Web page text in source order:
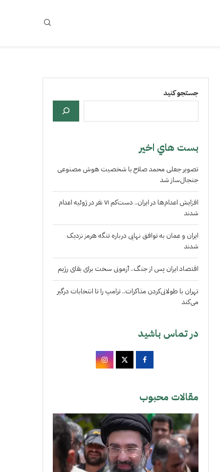
جستجو کنید
بست هاي اخير
تصویر جعلی محمد صلاح با شخصیت هوش مصنوعی
جنجال‌ساز شد
افزایش اعدام‌ها در ایران.. دست‌کم ۷۱ نفر در ژوئیه اعدام
شدند
ایران و عمان به توافق نهایی درباره تنگه هرمز نزدیک
شدند
اقتصاد ایران پس از جنگ.. آزمونی سخت برای بقای رژیم
تهران با طولانی‌کردن مذاکرات.. ترامپ را تا انتخابات درگیر
می‌کند
در تماس باشید
مقالات محبوب